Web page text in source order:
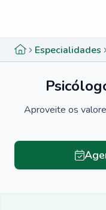
Especialidades
Aproveite os